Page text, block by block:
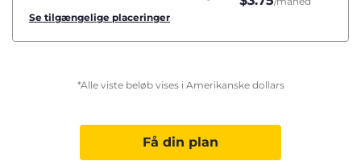
Se tilgængelige placeringer
*Alle viste beløb vises i Amerikanske dollars
Få din plan